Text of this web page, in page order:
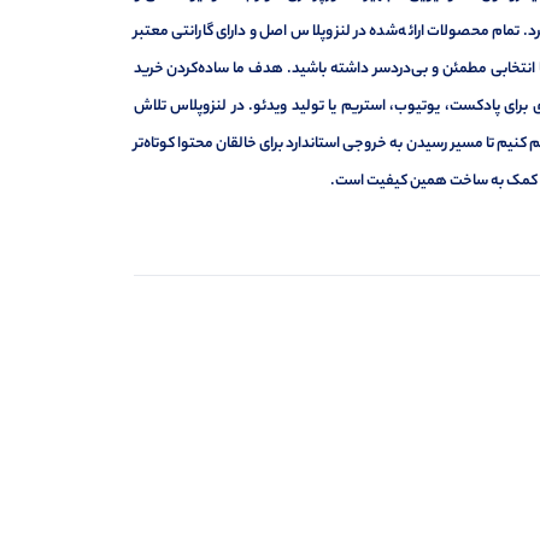
محصولات ارائه‌شده در لنزوپلاس اصل و دارای گارانتی معتبر
مطمئن و بی‌دردسر داشته باشید. هدف ما ساده‌کردن خرید
پادکست، یوتیوب، استریم یا تولید ویدئو. در لنزوپلاس تلاش
تا مسیر رسیدن به خروجی استاندارد برای خالقان محتوا کوتاه‌تر
ما کمک به ساخت همین کیفیت است.